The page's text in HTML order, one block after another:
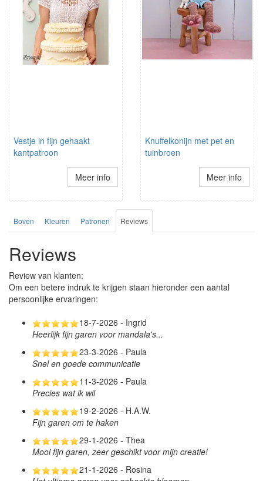
Vestje in fijn gehaakt
kantpatroon
Meer info
Knuffelkonijn met pet en
tuinbroen
Meer info
Boven Kleuren Patronen Reviews
Reviews
Review van klanten:
Om een betere indruk te krijgen staan hieronder een aantal
persoonlijke ervaringen:
18-7-2026 - Ingrid
Heerlijk fijn garen voor mandala's...
23-3-2026 - Paula
Snel en goede communicatie
11-3-2026 - Paula
Precies wat ik wil
19-2-2026 - H.A.W.
Fijn garen om te haken
29-1-2026 - Thea
Mooi fijn garen, zeer geschikt voor mijn creatie!
21-1-2026 - Rosina